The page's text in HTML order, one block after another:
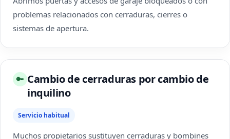
problemas relacionados con cerraduras, cierres o
sistemas de apertura.
🔑 Cambio de cerraduras por cambio de
inquilino
Servicio habitual
Muchos propietarios sustituyen cerraduras y bombines